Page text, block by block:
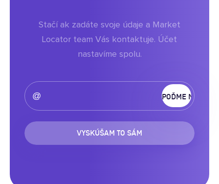
VYSKÚŠAM TO SÁM
Stačí ak zadáte svoje údaje a Market
Locator team Vás kontaktuje. Účet
nastavíme spolu.